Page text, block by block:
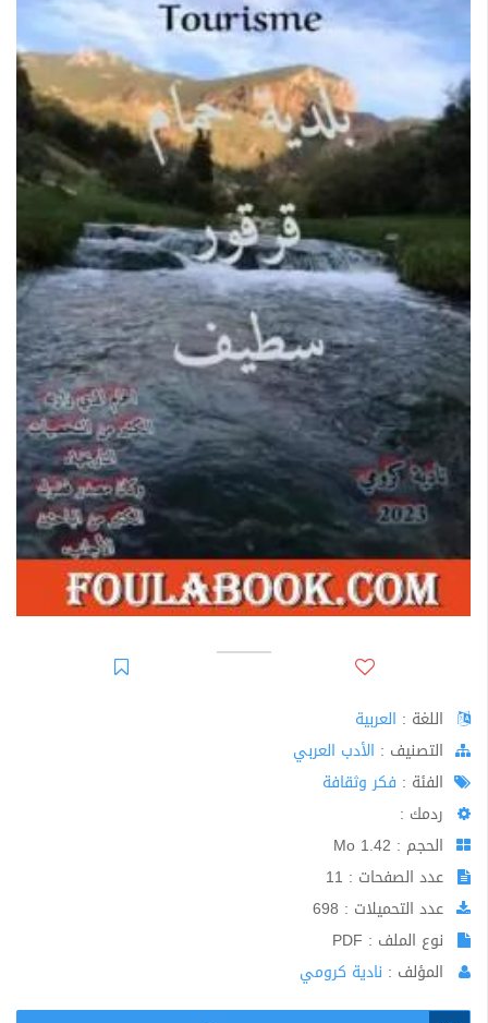
اللغة : العربية
اﻟﺘﺼﻨﻴﻒ : الأدب العربي
الفئة : فكر وثقافة
ردمك :
الحجم : 1.42 Mo
عدد الصفحات : 11
عدد التحميلات : 698
نوع الملف : PDF
المؤلف : نادية كرومي